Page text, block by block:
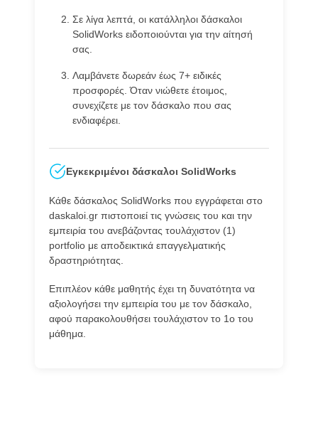
Σε λίγα λεπτά, οι κατάλληλοι δάσκαλοι
SolidWorks ειδοποιούνται για την αίτησή
σας.
Λαμβάνετε δωρεάν έως 7+ ειδικές
προσφορές. Όταν νιώθετε έτοιμος,
συνεχίζετε με τον δάσκαλο που σας
ενδιαφέρει.
Εγκεκριμένοι δάσκαλοι SolidWorks
Κάθε δάσκαλος SolidWorks που εγγράφεται στο
daskaloi.gr πιστοποιεί τις γνώσεις του και την
εμπειρία του ανεβάζοντας τουλάχιστον (1)
portfolio με αποδεικτικά επαγγελματικής
δραστηριότητας.
Επιπλέον κάθε μαθητής έχει τη δυνατότητα να
αξιολογήσει την εμπειρία του με τον δάσκαλο,
αφού παρακολουθήσει τουλάχιστον το 1ο του
μάθημα.